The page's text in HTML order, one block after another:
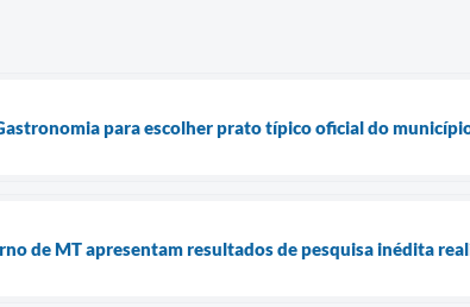
para escolher prato típico oficial do
de MT apresentam resultados de pesquisa inédita